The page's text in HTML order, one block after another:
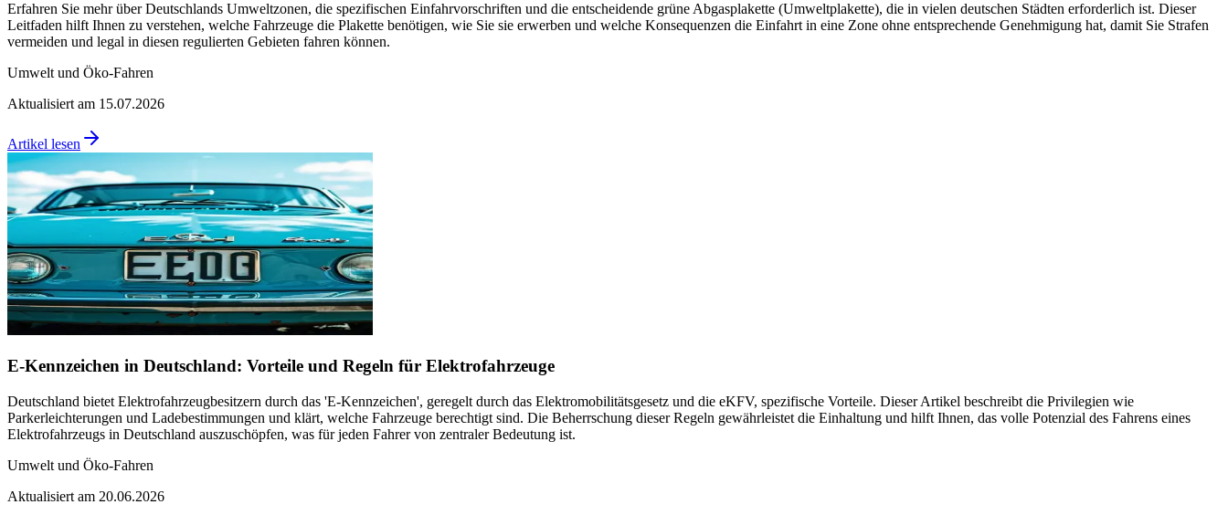
Erfahren Sie mehr über Deutschlands Umweltzonen, die spezifischen Einfahrvorschriften und die entscheidende grüne Abgasplakette (Umweltplakette), die in vielen deutschen Städten erforderlich ist. Dieser
Leitfaden hilft Ihnen zu verstehen, welche Fahrzeuge die Plakette benötigen, wie Sie sie erwerben und welche Konsequenzen die Einfahrt in eine Zone ohne entsprechende Genehmigung hat, damit Sie Strafen
vermeiden und legal in diesen regulierten Gebieten fahren können.
Umwelt und Öko-Fahren
Aktualisiert am 15.07.2026
Artikel lesen
E-Kennzeichen in Deutschland: Vorteile und Regeln für Elektrofahrzeuge
Deutschland bietet Elektrofahrzeugbesitzern durch das 'E-Kennzeichen', geregelt durch das Elektromobilitätsgesetz und die eKFV, spezifische Vorteile. Dieser Artikel beschreibt die Privilegien wie
Parkerleichterungen und Ladebestimmungen und klärt, welche Fahrzeuge berechtigt sind. Die Beherrschung dieser Regeln gewährleistet die Einhaltung und hilft Ihnen, das volle Potenzial des Fahrens eines
Elektrofahrzeugs in Deutschland auszuschöpfen, was für jeden Fahrer von zentraler Bedeutung ist.
Umwelt und Öko-Fahren
Aktualisiert am 20.06.2026